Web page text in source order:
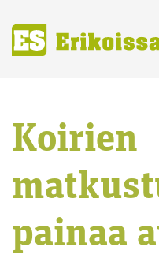
content
Koirien
painaa